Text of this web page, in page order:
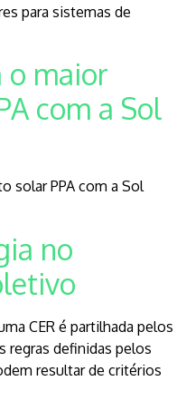
para sistemas de
o maior
com a Sol
solar PPA com a Sol
no
CER é partilhada pelos
regras definidas pelos
resultar de critérios